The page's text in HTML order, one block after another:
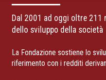
Dal 2001 ad oggi oltre
dello sviluppo della società
La Fondazione sostiene lo
riferimento con i redditi